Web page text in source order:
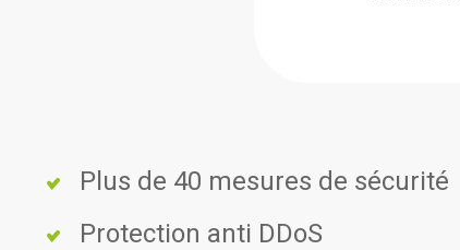
Plus de 40 mesures de sécurité
Protection anti DDoS